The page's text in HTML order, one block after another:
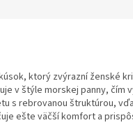
ktorý zvýrazní ženské
v štýle morskej panny, čím
s rebrovanou štruktúrou,
ešte väčší komfort a